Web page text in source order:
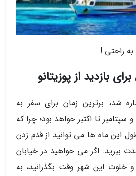
به راحتی !
بازدید از پوزیتانو
شد، برترین زمان برای سفر به
و سپتامبر تا اکتبر خواهد بود؛ چرا که
این ماه ها می توانید از قدم زدن
ببرید. اگر می خواهید در خیابان
خلوت این شهر وقت بگذرانید، به